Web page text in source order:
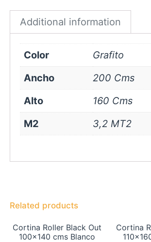
Additional information
Color
Grafito
Ancho
200 Cms
Alto
160 Cms
M2
3,2 MT2
Related products
Cortina Roller Black Out
100×140 cms Blanco
Cortina